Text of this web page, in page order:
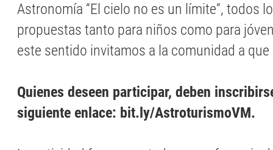
Astronomía “El cielo no es un límite“, todos
propuestas tanto para niños como para
este sentido invitamos a la comunidad a que
Quienes deseen participar, deben
siguiente enlace: bit.ly/AstroturismoVM.